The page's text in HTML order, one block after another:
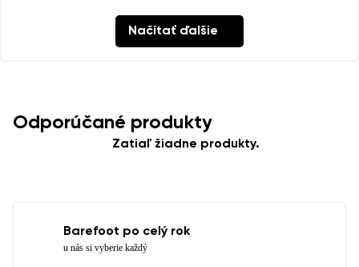
Načítať ďalšie
Odporúčané produkty
Zatiaľ žiadne produkty.
Barefoot po celý rok
u nás si vyberie každý